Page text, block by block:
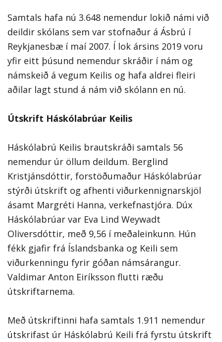
Samtals hafa nú 3.648 nemendur lokið námi við
deildir skólans sem var stofnaður á Ásbrú í
Reykjanesbæ í maí 2007. Í lok ársins 2019 voru
yfir eitt þúsund nemendur skráðir í nám og
námskeið á vegum Keilis og hafa aldrei fleiri
aðilar lagt stund á nám við skólann en nú.
Útskrift Háskólabrúar Keilis
Háskólabrú Keilis brautskráði samtals 56
nemendur úr öllum deildum. Berglind
Kristjánsdóttir, forstöðumaður Háskólabrúar
stýrði útskrift og afhenti viðurkennignarskjöl
ásamt Margréti Hanna, verkefnastjóra. Dúx
Háskólabrúar var Eva Lind Weywadt
Oliversdóttir, með 9,56 í meðaleinkunn. Hún
fékk gjafir frá Íslandsbanka og Keili sem
viðurkenningu fyrir góðan námsárangur.
Valdimar Anton Eiríksson flutti ræðu
útskriftarnema.
Með útskriftinni hafa samtals 1.911 nemendur
útskrifast úr Háskólabrú Keili frá fyrstu útskrift